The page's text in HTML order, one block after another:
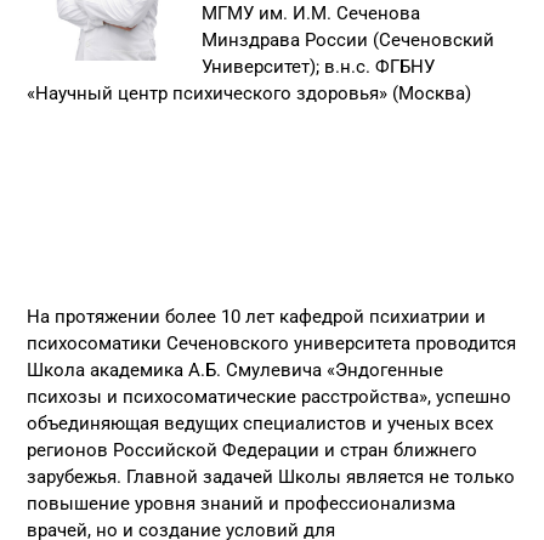
МГМУ им. И.М. Сеченова
Минздрава России (Сеченовский
Университет); в.н.с. ФГБНУ
«Научный центр психического здоровья» (Москва)
На протяжении более 10 лет кафедрой психиатрии и
психосоматики Сеченовского университета проводится
Школа академика А.Б. Смулевича «Эндогенные
психозы и психосоматические расстройства», успешно
объединяющая ведущих специалистов и ученых всех
регионов Российской Федерации и стран ближнего
зарубежья. Главной задачей Школы является не только
повышение уровня знаний и профессионализма
врачей, но и создание условий для